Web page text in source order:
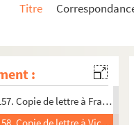
Titre
:
153. Copie de lettre à Ernest
Copie de lettre à Mme
Copie de lettre à Charles-
Copie de lettre à